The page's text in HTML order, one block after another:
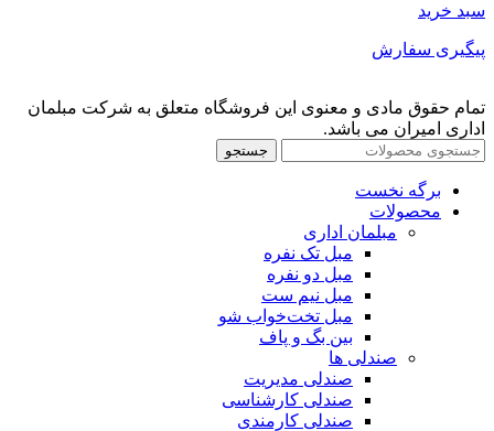
سبد خرید
پیگیری سفارش
تمام حقوق مادی و معنوی این فروشگاه متعلق به شرکت مبلمان
اداری امیران می باشد.
جستجو
برگه نخست
محصولات
مبلمان اداری
مبل تک نفره
مبل دو نفره
مبل نیم ست
مبل تخت‌خواب شو
بین بگ و پاف
صندلی ها
صندلی مدیریت
صندلی کارشناسی
صندلی کارمندی